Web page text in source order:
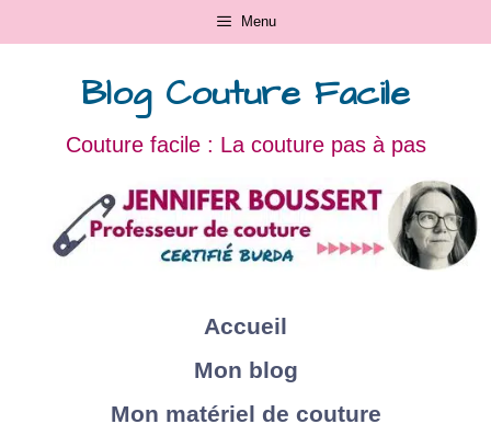
Menu
Blog Couture Facile
Couture facile : La couture pas à pas
Accueil
Mon blog
Mon matériel de couture